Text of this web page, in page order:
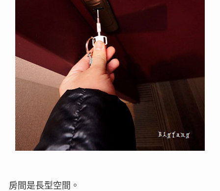
房間是長型空間。